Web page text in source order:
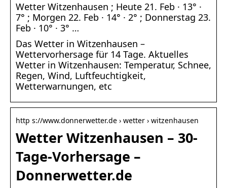
Wetter Witzenhausen ; Heute 21. Feb · 13° ·
7° ; Morgen 22. Feb · 14° · 2° ; Donnerstag 23.
Feb · 10° · 3° …
Das Wetter in Witzenhausen –
Wettervorhersage für 14 Tage. Aktuelles
Wetter in Witzenhausen: Temperatur, Schnee,
Regen, Wind, Luftfeuchtigkeit,
Wetterwarnungen, etc
http s://www.donnerwetter.de › wetter › witzenhausen
Wetter Witzenhausen – 30-
Tage-Vorhersage –
Donnerwetter.de